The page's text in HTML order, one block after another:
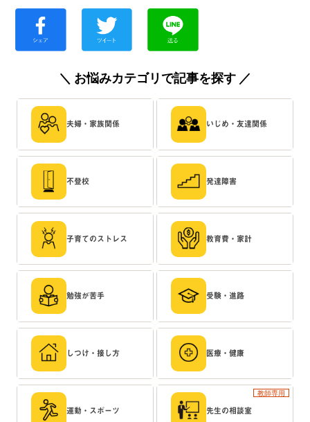
＼ お悩みカテゴリで記事を探す ／
夫婦・家族関係 いじめ・友達関係
不登校 発達障害
子育てのストレス 教育費・家計
勉強が苦手 受験・進路
しつけ・接し方 医療・健康
運動・スポーツ
教師専用
先生の相談室